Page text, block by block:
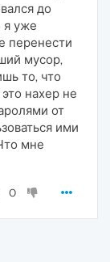
до
я уже
перенести
мусор,
то, что
нахер не
от
ими
мне
0